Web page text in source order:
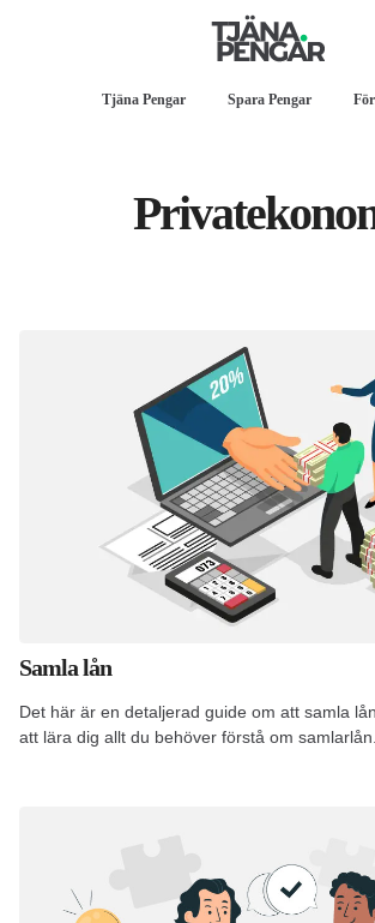
Tjäna Pengar Spara Pengar
Samla lån
Det här är en detaljerad guide om att samla
att lära dig allt du behöver förstå om samlarlån.